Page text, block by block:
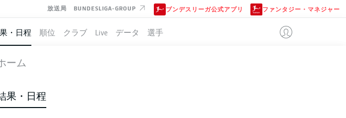
放送局 BUNDESLIGA-GROUP ブンデスリーガ公式アプリ ファンタジー・マネジャー
・日程 順位 クラブ Live データ 選手
ーム
果・日程
WOLFSBURG